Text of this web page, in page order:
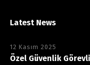
Latest News
12 Kasım 2025
Özel Güvenlik